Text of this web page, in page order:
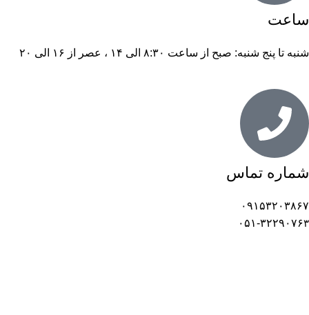
ساعت
شنبه تا پنج شنبه: صبح از ساعت ۸:۳۰ الی ۱۴ ، عصر از ۱۶ الی ۲۰
شماره تماس
۰۹۱۵۳۲۰۳۸۶۷
۰۵۱-۳۲۲۹۰۷۶۳